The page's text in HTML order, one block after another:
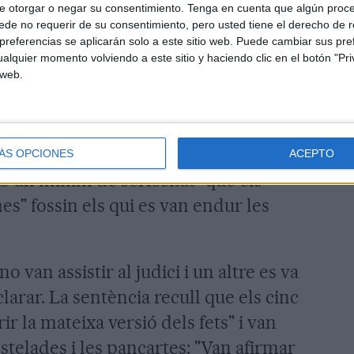
otorgar o negar su consentimiento. Tenga en cuenta que algún
no requerir de su consentimiento, pero usted tiene el derecho de
se aplicarán solo a este sitio web. Puede cambiar sus
momento volviendo a este sitio y haciendo clic en el botón
OPCIONES ACEPTO
les estelades, van doblegar els
dels ajuntaments de Sant
"no ha quedat acreditat" que cap
participació en algun dels fets
sosté que "no existeix cap prova
un mínim de seriositat" que els
fossin els qui es van endur les
van assistir al judici i un altre es va
La sentència recull que els cinc
la mateixa versió dels fets" i van
i les pancartes: "Van afirmar